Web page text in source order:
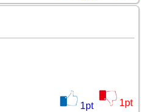
1pt 1pt